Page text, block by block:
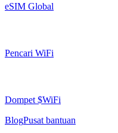
eSIM Global
Pencari WiFi
Dompet $WiFi
BlogPusat bantuan